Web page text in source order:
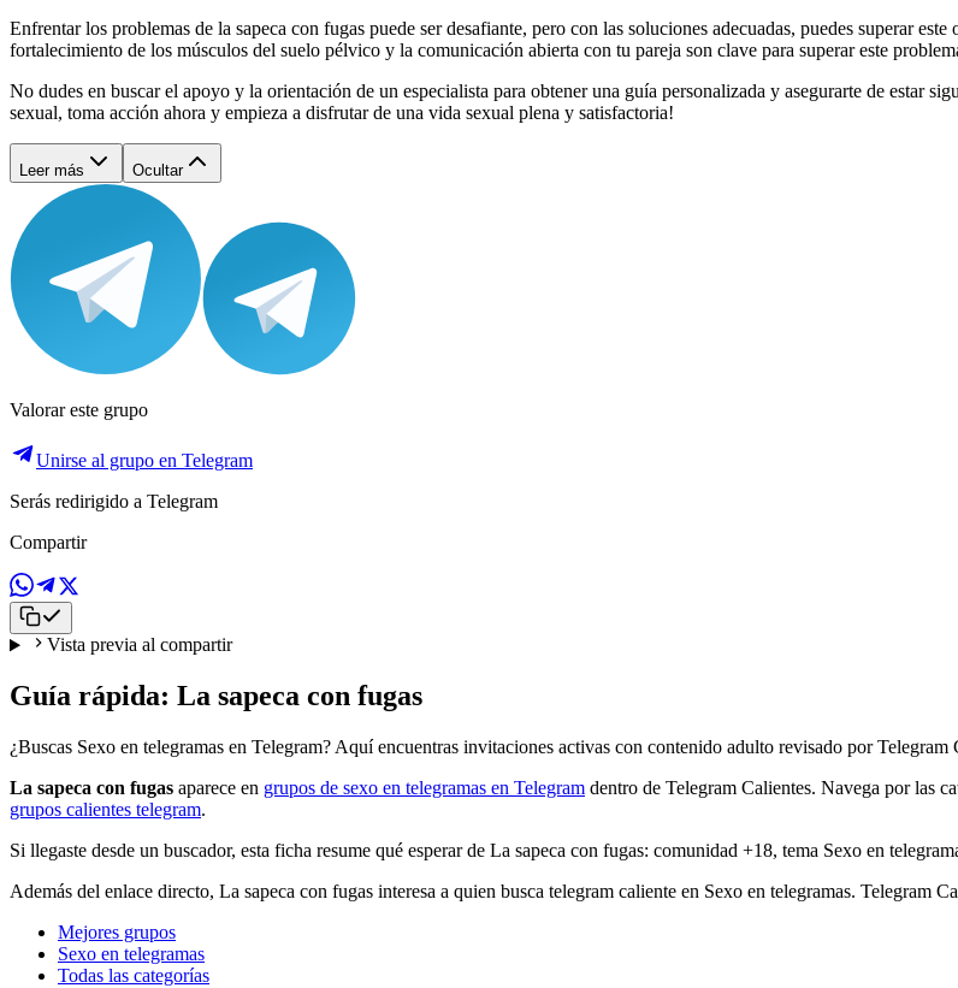
Enfrentar los problemas de la sapeca con fugas puede ser desafiante, pero con las soluciones adecuadas, puedes superar
fortalecimiento de los músculos del suelo pélvico y la comunicación abierta con tu pareja son clave para superar este
No dudes en buscar el apoyo y la orientación de un especialista para obtener una guía personalizada y asegurarte de estar
sexual, toma acción ahora y empieza a disfrutar de una vida sexual plena y satisfactoria!
Leer más Ocultar
Valorar este grupo
Unirse al grupo en Telegram
Serás redirigido a Telegram
Compartir
Vista previa al compartir
Guía rápida: La sapeca con fugas
¿Buscas Sexo en telegramas en Telegram? Aquí encuentras invitaciones activas con contenido adulto revisado por Telegram
La sapeca con fugas aparece en grupos de sexo en telegramas en Telegram dentro de Telegram Calientes. Navega por las
grupos calientes telegram.
Si llegaste desde un buscador, esta ficha resume qué esperar de La sapeca con fugas: comunidad +18, tema Sexo en
Además del enlace directo, La sapeca con fugas interesa a quien busca telegram caliente en Sexo en telegramas. Telegram
Mejores grupos
Sexo en telegramas
Todas las categorías